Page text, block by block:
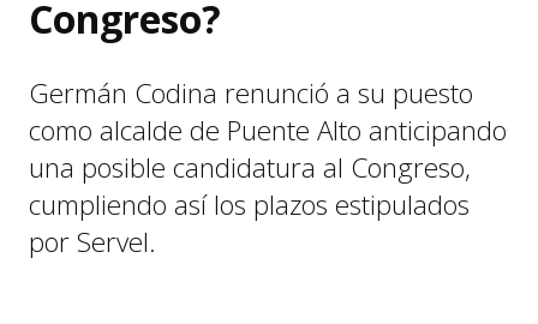
Congreso?
Germán Codina renunció a su puesto
como alcalde de Puente Alto anticipando
una posible candidatura al Congreso,
cumpliendo así los plazos estipulados
por Servel.